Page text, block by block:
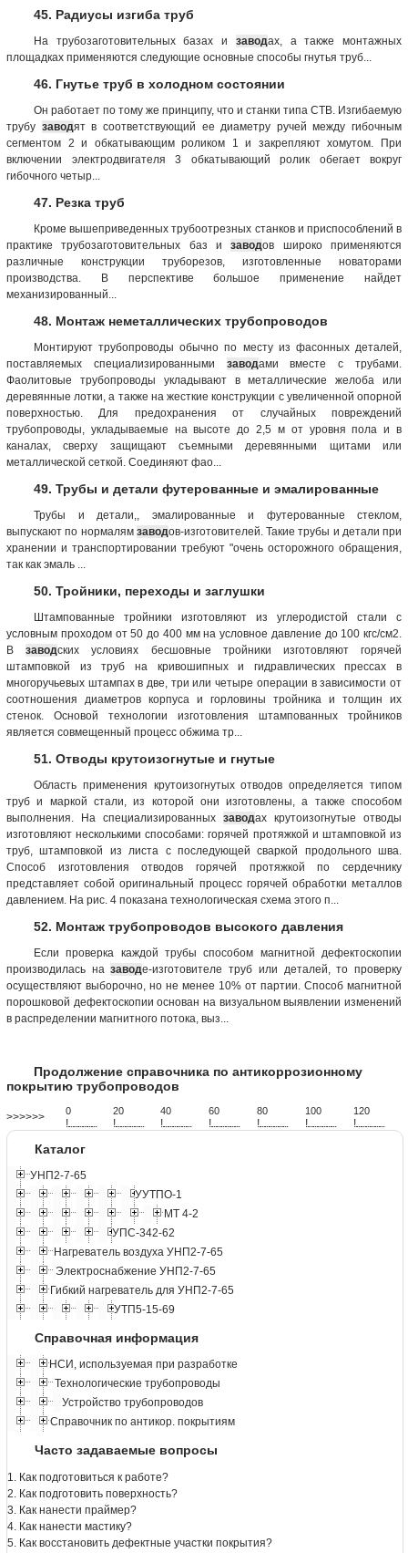
45. Радиусы изгиба труб
На трубозаготовительных базах и заводах, а также монтажных
площадках применяются следующие основные способы гнутья труб...
46. Гнутье труб в холодном состоянии
Он работает по тому же принципу, что и станки типа СТВ. Изгибаемую
трубу заводят в соответствующий ее диаметру ручей между гибочным
сегментом 2 и обкатывающим роликом 1 и закрепляют хомутом. При
включении электродвигателя 3 обкатывающий ролик обегает вокруг
гибочного четыр...
47. Резка труб
Кроме вышеприведенных трубоотрезных станков и приспособлений в
практике трубозаготовительных баз изаводов широко применяются
различные конструкции труборезов, изготовленные новаторами
производства. В перспективе большое применение найдет
механизированный...
48. Монтаж неметаллических трубопроводов
Монтируют трубопроводы обычно по месту из фасонных деталей,
поставляемых специализированными заводами вместе с трубами.
Фаолитовые трубопроводы укладывают в металлические желоба или
деревянные лотки, а также на жесткие конструкции с увеличенной опорной
поверхностью. Для предохранения от случайных повреждений
трубопроводы, укладываемые на высоте до 2,5 м от уровня пола и в
каналах, сверху защищают съемными деревянными щитами или
металлической сеткой. Соединяют фао...
49. Трубы и детали футерованные и эмалированные
Трубы и детали,, эмалированные и футерованные стеклом,
выпускают по нормалям заводов-изготовителей. Такие трубы и детали при
хранении и транспортировании требуют "очень осторожного обращения,
так как эмаль ...
50. Тройники, переходы и заглушки
Штампованные тройники изготовляют из углеродистой стали с
условным проходом от 50 до 400 мм на условное давление до 100 кгс/см2.
Взаводских условиях бесшовные тройники изготовляют горячей
штамповкой из труб на кривошипных и гидравлических прессах в
многоручьевых штампах в две, три или четыре операции в зависимости от
соотношения диаметров корпуса и горловины тройника и толщин их
стенок. Основой технологии изготовления штампованных тройников
является совмещенный процесс обжима тр...
51. Отводы крутоизогнутые и гнутые
Область применения крутоизогнутых отводов определяется типом
труб и маркой стали, из которой они изготовлены, а также способом
выполнения. На специализированных заводах крутоизогнутые отводы
изготовляют несколькими способами: горячей протяжкой и штамповкой из
труб, штамповкой из листа с последующей сваркой продольного шва.
Способ изготовления отводов горячей протяжкой по сердечнику
представляет собой оригинальный процесс горячей обработки металлов
давлением. На рис. 4 показана технологическая схема этого п...
52. Монтаж трубопроводов высокого давления
Если проверка каждой трубы способом магнитной дефектоскопии
производилась назаводе-изготовителе труб или деталей, то проверку
осуществляют выборочно, но не менее 10% от партии. Способ магнитной
порошковой дефектоскопии основан на визуальном выявлении изменений
в распределении магнитного потока, выз...
Продолжение справочника по антикоррозионному
покрытию трубопроводов
>>>>>> 0
!...................
20
!...................
40
!...................
60
!...................
80
!...................
100
!...................
120
!...................
Каталог
УНП2-7-65
УУТПО-1
МТ 4-2
УПС-342-62
Нагреватель воздуха УНП2-7-65
Электроснабжение УНП2-7-65
Гибкий нагреватель для УНП2-7-65
УТП5-15-69
Справочная информация
НСИ, используемая при разработке
Технологические трубопроводы
Устройство трубопроводов
Справочник по антикор. покрытиям
Часто задаваемые вопросы
1. Как подготовиться к работе?
2. Как подготовить поверхность?
3. Как нанести праймер?
4. Как нанести мастику?
5. Как восстановить дефектные участки покрытия?